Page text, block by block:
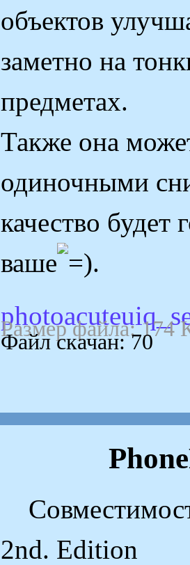
объектов
заметно на
предметах.
Также она
одиночными
качество будет
ваше
.
Размер файла: 174
Файл скачан: 70
2nd. Edition